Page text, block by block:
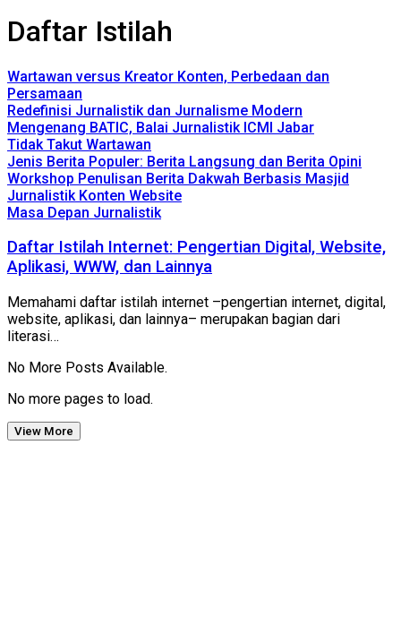
Daftar Istilah
Wartawan versus Kreator Konten, Perbedaan dan
Persamaan
Redefinisi Jurnalistik dan Jurnalisme Modern
Mengenang BATIC, Balai Jurnalistik ICMI Jabar
Tidak Takut Wartawan
Jenis Berita Populer: Berita Langsung dan Berita Opini
Workshop Penulisan Berita Dakwah Berbasis Masjid
Jurnalistik Konten Website
Masa Depan Jurnalistik
Daftar Istilah Internet: Pengertian Digital, Website,
Aplikasi, WWW, dan Lainnya
Memahami daftar istilah internet –pengertian internet, digital,
website, aplikasi, dan lainnya– merupakan bagian dari
literasi…
No More Posts Available.
No more pages to load.
View More